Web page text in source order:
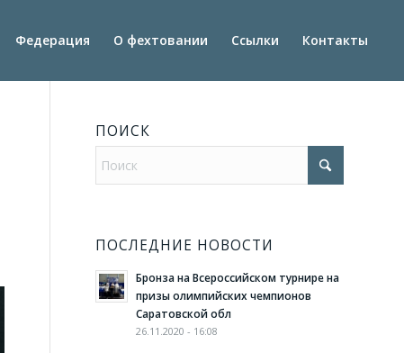
Федерация О фехтовании Ссылки Контакты
ПОИСК
ПОСЛЕДНИЕ НОВОСТИ
Бронза на Всероссийском турнире на
призы олимпийских чемпионов
Саратовской обл
26.11.2020 - 16:08